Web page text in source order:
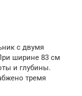
с двумя
ширине 83 см
и глубины.
тремя